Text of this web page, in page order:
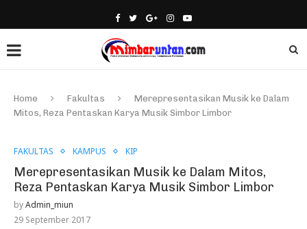
Home Fakultas
Merepresentasikan Musik ke Dalam
Mitos, Reza Pentaskan Karya Musik Simbor Limbor
FAKULTAS KAMPUS KIP
Merepresentasikan Musik ke Dalam Mitos,
Reza Pentaskan Karya Musik Simbor Limbor
byAdmin_miun
29 September 2017